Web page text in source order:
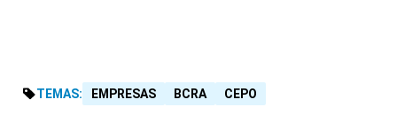
TEMAS: EMPRESAS BCRA CEPO